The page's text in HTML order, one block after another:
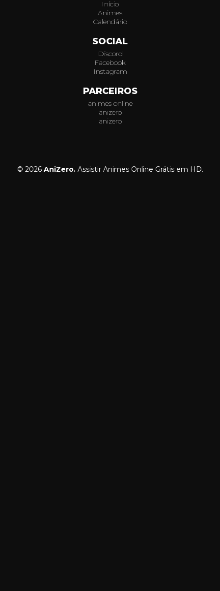
Início
Animes
Calendário
SOCIAL
Discord
Facebook
Instagram
PARCEIROS
animes online
anizero
anizero
© 2026 AniZero.Assistir Animes Online Grátis em HD.